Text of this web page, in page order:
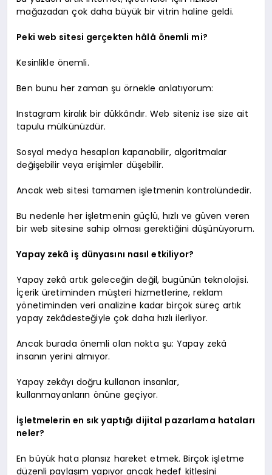
mağazadan çok daha büyük bir vitrin haline geldi.
Peki web sitesi gerçekten hâlâ önemli mi?
Kesinlikle önemli.
Ben bunu her zaman şu örnekle anlatıyorum:
Instagram kiralık bir dükkândır. Web siteniz ise size ait
tapulu mülkünüzdür.
Sosyal medya hesapları kapanabilir, algoritmalar
değişebilir veya erişimler düşebilir.
Ancak web sitesi tamamen işletmenin kontrolündedir.
Bu nedenle her işletmenin güçlü, hızlı ve güven veren
bir web sitesine sahip olması gerektiğini düşünüyorum.
Yapay zekâ iş dünyasını nasıl etkiliyor?
Yapay zekâ artık geleceğin değil, bugünün teknolojisi.
İçerik üretiminden müşteri hizmetlerine, reklam
yönetiminden veri analizine kadar birçok süreç artık
yapay zekâdesteğiyle çok daha hızlı ilerliyor.
Ancak burada önemli olan nokta şu: Yapay zekâ
insanın yerini almıyor.
Yapay zekâyı doğru kullanan insanlar,
kullanmayanların önüne geçiyor.
İşletmelerin en sık yaptığı dijital pazarlama hataları
neler?
En büyük hata plansız hareket etmek. Birçok işletme
düzenli paylaşım yapıyor ancak hedef kitlesini